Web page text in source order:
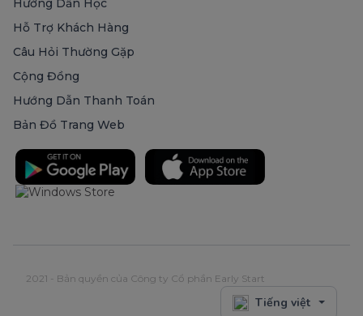
Hướng Dẫn Học
Hỗ Trợ Khách Hàng
Câu Hỏi Thường Gặp
Cộng Đồng
Hướng Dẫn Thanh Toán
Bản Đồ Trang Web
2021 - Bản quyền của Công ty Cổ phần Early Start
Tiếng việt